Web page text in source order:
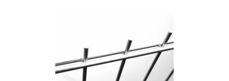
těžké svařované sítě pozinkované vysoce pevné panely
vertikální ostny vysoké 30 mm na jedné straně velikost...
Na centrálním skladě
4011966-29
Fence consulting